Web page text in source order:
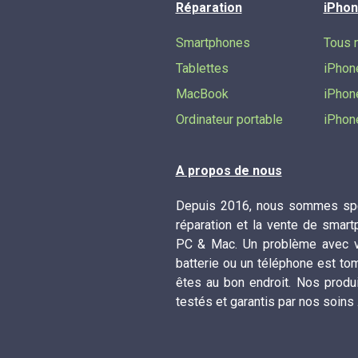
A propos de nous
Depuis 2016, nous sommes
réparation et la vente de
PC & Mac. Un problème avec
batterie ou un téléphone est
êtes au bon endroit. Nos
testés et garantis par nos soins .
Réparation
Smartphones
Tablettes
MacBook
Ordinateur portable
Tous